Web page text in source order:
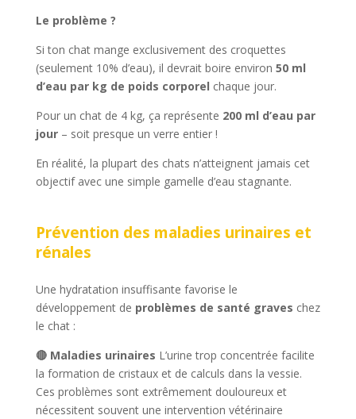
Le problème ?
Si ton chat mange exclusivement des croquettes
(seulement 10% d’eau), il devrait boire environ 50 ml
d’eau par kg de poids corporel chaque jour.
Pour un chat de 4 kg, ça représente 200 ml d’eau par
jour– soit presque un verre entier !
En réalité, la plupart des chats n’atteignent jamais cet
objectif avec une simple gamelle d’eau stagnante.
Prévention des maladies urinaires et
rénales
Une hydratation insuffisante favorise le
développement de problèmes de santé graves chez
le chat :
🔴 Maladies urinaires L’urine trop concentrée facilite
la formation de cristaux et de calculs dans la vessie.
Ces problèmes sont extrêmement douloureux et
nécessitent souvent une intervention vétérinaire